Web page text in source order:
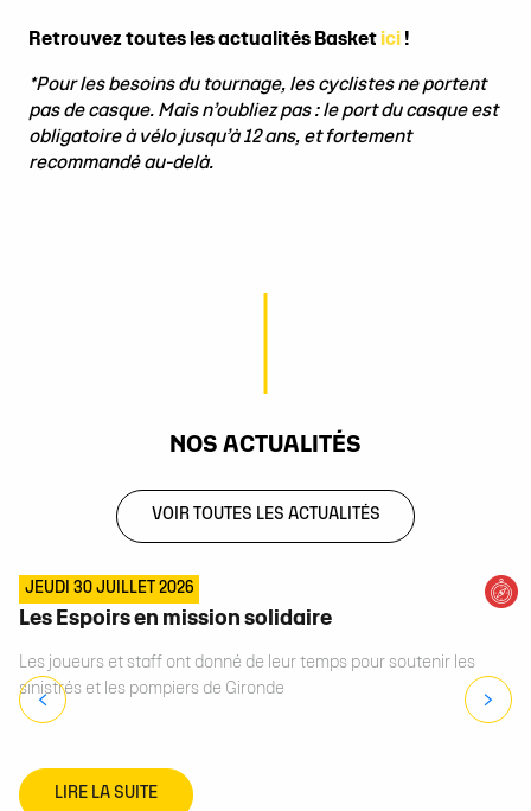
Retrouvez toutes les actualités Basket ici !
*Pour les besoins du tournage, les cyclistes ne portent
pas de casque. Mais n’oubliez pas : le port du casque est
obligatoire à vélo jusqu’à 12 ans, et fortement
recommandé au-delà.
NOS ACTUALITÉS
VOIR TOUTES LES ACTUALITÉS
JEUDI 30 JUILLET 2026
Les Espoirs en mission solidaire
Les joueurs et staff ont donné de leur temps pour soutenir les
sinistrés et les pompiers de Gironde
LIRE LA SUITE